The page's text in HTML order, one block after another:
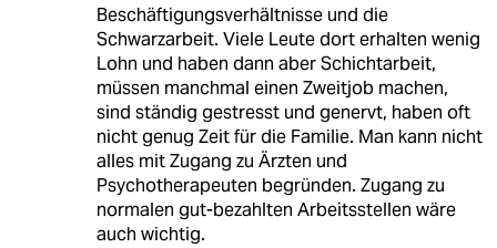
Beschäftigungsverhältnisse und die
Schwarzarbeit. Viele Leute dort erhalten wenig
Lohn und haben dann aber Schichtarbeit,
müssen manchmal einen Zweitjob machen,
sind ständig gestresst und genervt, haben oft
nicht genug Zeit für die Familie. Man kann nicht
alles mit Zugang zu Ärzten und
Psychotherapeuten begründen. Zugang zu
normalen gut-bezahlten Arbeitsstellen wäre
auch wichtig.